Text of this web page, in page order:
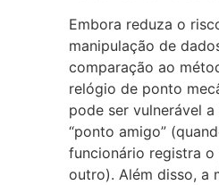
Embora reduza o
manipulação de
comparação ao
relógio de ponto
pode ser vulnerável
“ponto amigo”
funcionário registra o
outro). Além disso, a